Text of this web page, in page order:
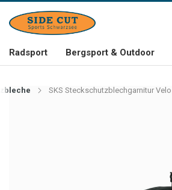
Radsport Bergsport & Outdoor
SKS Steckschutzblechgarnitur